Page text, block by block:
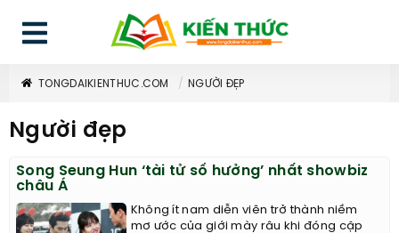
TONGDAIKIENTHUC.COM NGƯỜI ĐẸP
Người đẹp
Song Seung Hun ‘tài tử số hưởng’ nhất showbiz
châu Á
Không ít nam diễn viên trở thành niềm
mơ ước của giới mày râu khi đóng cặp